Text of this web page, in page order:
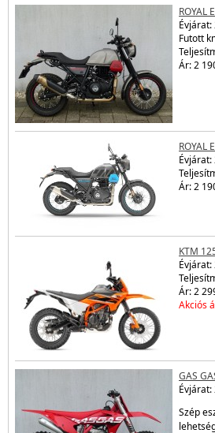
ROYAL
Évjárat:
Futott
Ár: 2
ROYAL
Évjárat:
Ár: 2
KTM
Évjárat:
Ár: 2
Akciós
GAS
Évjárat:
Szép